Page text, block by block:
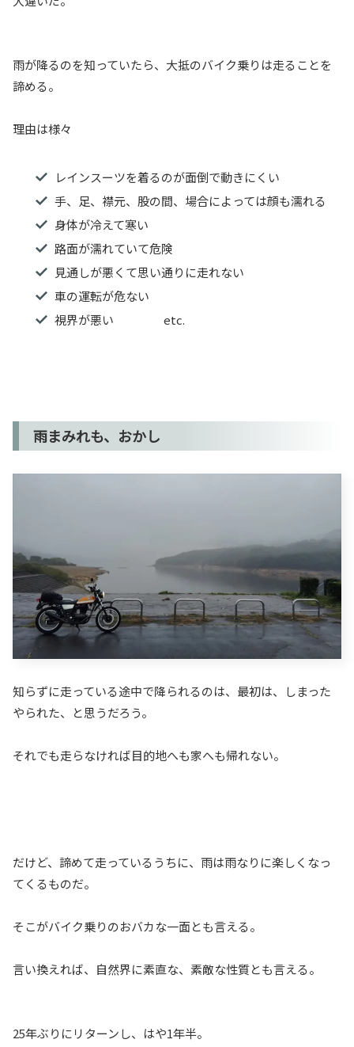
雨が降るのを知っていたら、大抵のバイク乗りは走ることを
諦める。
理由は様々
レインスーツを着るのが面倒で動きにくい
手、足、襟元、股の間、場合によっては顔も濡れる
身体が冷えて寒い
路面が濡れていて危険
見通しが悪くて思い通りに走れない
車の運転が危ない
視界が悪い etc.
雨まみれも、おかし
知らずに走っている途中で降られるのは、最初は、しまった
やられた、と思うだろう。
それでも走らなければ目的地へも家へも帰れない。
だけど、諦めて走っているうちに、雨は雨なりに楽しくなっ
てくるものだ。
そこがバイク乗りのおバカな一面とも言える。
言い換えれば、自然界に素直な、素敵な性質とも言える。
25年ぶりにリターンし、はや1年半。